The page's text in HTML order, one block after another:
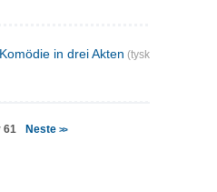
in drei Akten (tysk)
61 Neste>>